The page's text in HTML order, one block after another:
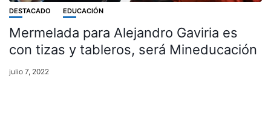
DESTACADO EDUCACIÓN
Mermelada para Alejandro Gaviria es
con tizas y tableros, será Mineducación
julio 7, 2022